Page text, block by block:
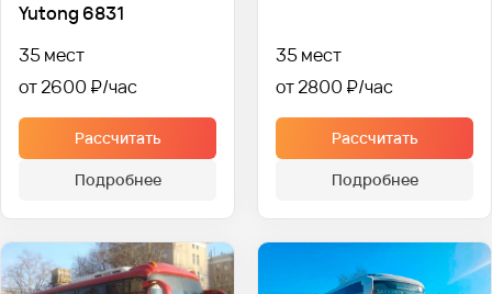
Yutong 6831
35 мест
от 2600 ₽
Рассчитать
Подробнее
35 мест
от 2800 ₽
Рассчитать
Подробнее